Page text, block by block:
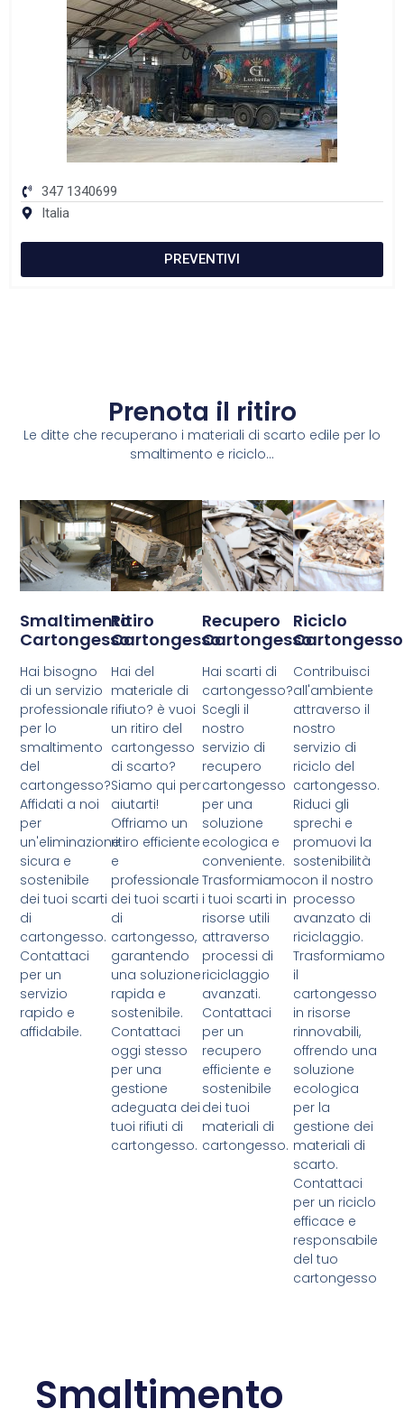
347 1340699
Italia
PREVENTIVI
Prenota il ritiro
Le ditte che recuperano i materiali di scarto edile per lo
smaltimento e riciclo...
Smaltimento
Cartongesso
Hai bisogno
di un servizio
professionale
per lo
smaltimento
del
cartongesso?
Affidati a noi
per
un'eliminazione
sicura e
sostenibile
dei tuoi scarti
di
cartongesso.
Contattaci
per un
servizio
rapido e
affidabile.
Ritiro
Cartongesso
Hai del
materiale di
rifiuto? è vuoi
un ritiro del
cartongesso
di scarto?
Siamo qui per
aiutarti!
Offriamo un
ritiro efficiente
e
professionale
dei tuoi scarti
di
cartongesso,
garantendo
una soluzione
rapida e
sostenibile.
Contattaci
oggi stesso
per una
gestione
adeguata dei
tuoi rifiuti di
cartongesso.
Recupero
Cartongesso
Hai scarti di
cartongesso?
Scegli il
nostro
servizio di
recupero
cartongesso
per una
soluzione
ecologica e
conveniente.
Trasformiamo
i tuoi scarti in
risorse utili
attraverso
processi di
riciclaggio
avanzati.
Contattaci
per un
recupero
efficiente e
sostenibile
dei tuoi
materiali di
cartongesso.
Riciclo
Cartongesso
Contribuisci
all'ambiente
attraverso il
nostro
servizio di
riciclo del
cartongesso.
Riduci gli
sprechi e
promuovi la
sostenibilità
con il nostro
processo
avanzato di
riciclaggio.
Trasformiamo
il
cartongesso
in risorse
rinnovabili,
offrendo una
soluzione
ecologica
per la
gestione dei
materiali di
scarto.
Contattaci
per un riciclo
efficace e
responsabile
del tuo
cartongesso
Smaltimento